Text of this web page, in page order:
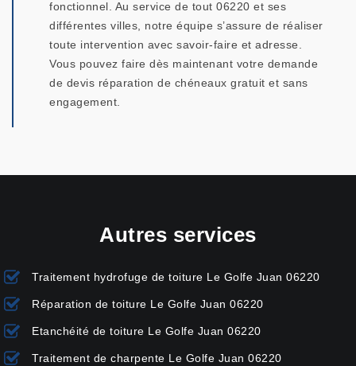
fonctionnel. Au service de tout 06220 et ses
différentes villes, notre équipe s’assure de réaliser
toute intervention avec savoir-faire et adresse.
Vous pouvez faire dès maintenant votre demande
de devis réparation de chéneaux gratuit et sans
engagement.
Autres services
Traitement hydrofuge de toiture Le Golfe Juan 06220
Réparation de toiture Le Golfe Juan 06220
Etanchéité de toiture Le Golfe Juan 06220
Traitement de charpente Le Golfe Juan 06220